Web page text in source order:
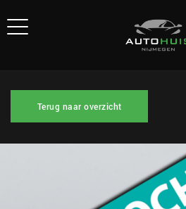
Terug naar overzicht